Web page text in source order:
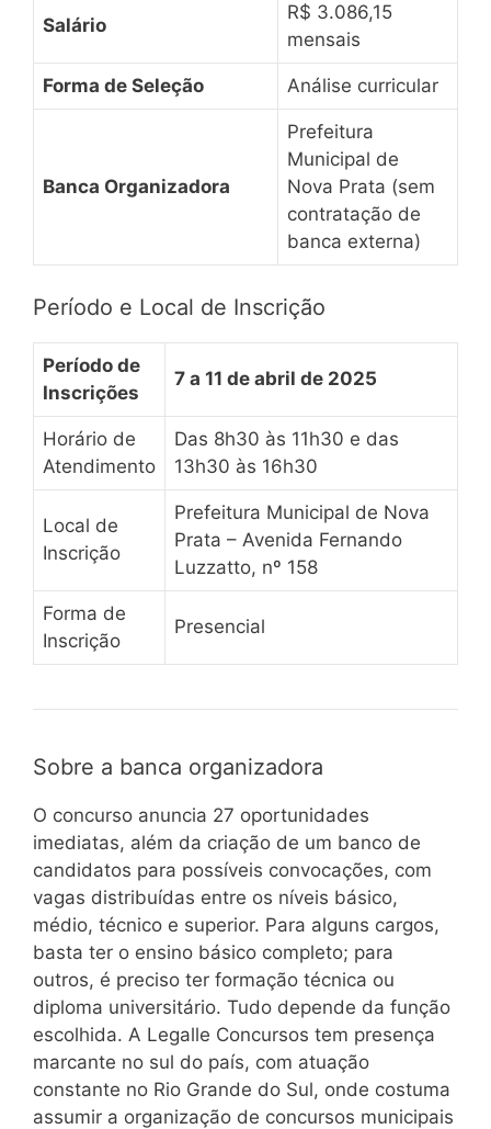
Salário
R$ 3.086,15
mensais
Forma de Seleção Análise curricular
Banca Organizadora
Prefeitura
Municipal de
Nova Prata (sem
contratação de
banca externa)
Período e Local de Inscrição
Período de
Inscrições
7 a 11 de abril de 2025
Horário de
Atendimento
Das 8h30 às 11h30 e das
13h30 às 16h30
Local de
Inscrição
Prefeitura Municipal de Nova
Prata – Avenida Fernando
Luzzatto, nº 158
Forma de
Inscrição
Presencial
Sobre a banca organizadora
O concurso anuncia 27 oportunidades
imediatas, além da criação de um banco de
candidatos para possíveis convocações, com
vagas distribuídas entre os níveis básico,
médio, técnico e superior. Para alguns cargos,
basta ter o ensino básico completo; para
outros, é preciso ter formação técnica ou
diploma universitário. Tudo depende da função
escolhida. A Legalle Concursos tem presença
marcante no sul do país, com atuação
constante no Rio Grande do Sul, onde costuma
assumir a organização de concursos municipais